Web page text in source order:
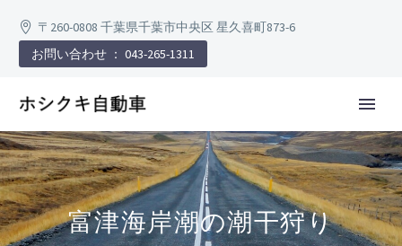
〒260-0808 千葉県千葉市中央区 星久喜町873-6
お問い合わせ ： 043-265-1311
富津海岸潮の潮干狩り